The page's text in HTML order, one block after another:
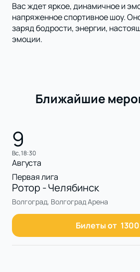
Вас ждет яркое, динамичное и
напряженное спортивное шоу.
заряд бодрости, энергии,
эмоции.
Ближайшие
9
вс, 18:30
Августа
Первая лига
Ротор - Челябинск
Волгоград, Волгоград Арена
Билеты от 1300